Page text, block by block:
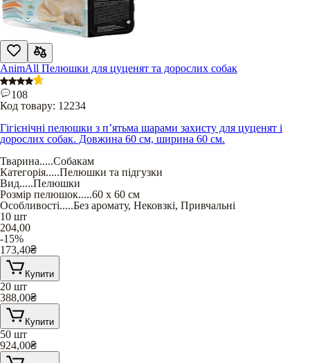
AnimAll Пелюшки для цуценят та дорослих собак
108
Код товару: 12234
Гігієнічні пелюшки з п’ятьма шарами захисту для цуценят і
дорослих собак. Довжина 60 см, ширина 60 см.
Тварина.....Собакам
Категорія.....Пелюшки та підгузки
Вид.....Пелюшки
Розмір пелюшок.....60 х 60 см
Особливості.....Без аромату, Нековзкі, Привчальні
10 шт
204,00
-15%
173,40₴
Купити
20 шт
388,00₴
Купити
50 шт
924,00₴